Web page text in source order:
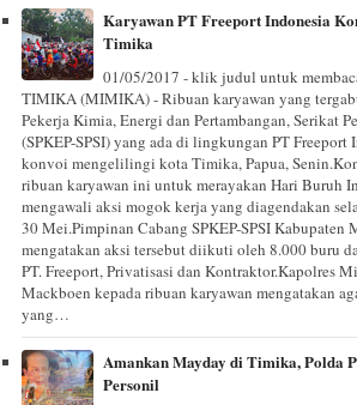
Karyawan PT Freeport Indonesia
Timika
01/05/2017 - klik judul untuk
TIMIKA (MIMIKA) - Ribuan karyawan yang
Pekerja Kimia, Energi dan Pertambangan, Serikat
(SPKEP-SPSI) yang ada di lingkungan PT Freeport
konvoi mengelilingi kota Timika, Papua,
ribuan karyawan ini untuk merayakan Hari Buruh
mengawali aksi mogok kerja yang diagendakan
30 Mei.Pimpinan Cabang SPKEP-SPSI Kabupaten
mengatakan aksi tersebut diikuti oleh 8.000 buru
PT. Freeport, Privatisasi dan Kontraktor.Kapolres
Mackboen kepada ribuan karyawan mengatakan
yang…
Amankan Mayday di Timika, Polda
Personil